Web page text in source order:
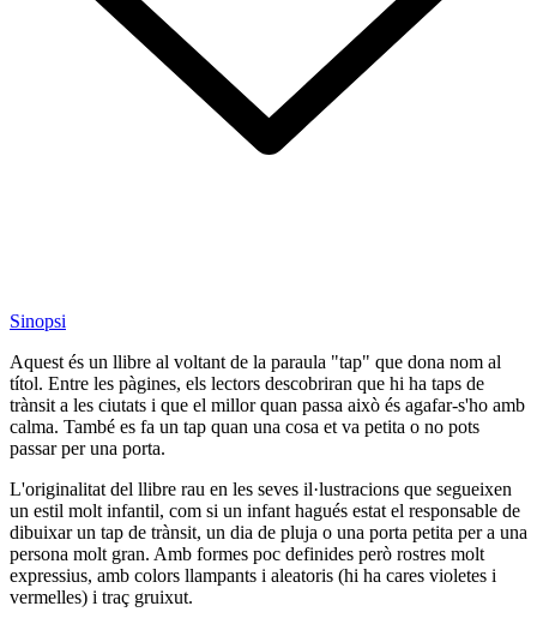
Sinopsi
Aquest és un llibre al voltant de la paraula "tap" que dona nom al
títol. Entre les pàgines, els lectors descobriran que hi ha taps de
trànsit a les ciutats i que el millor quan passa això és agafar-s'ho amb
calma. També es fa un tap quan una cosa et va petita o no pots
passar per una porta.
L'originalitat del llibre rau en les seves il·lustracions que segueixen
un estil molt infantil, com si un infant hagués estat el responsable de
dibuixar un tap de trànsit, un dia de pluja o una porta petita per a una
persona molt gran. Amb formes poc definides però rostres molt
expressius, amb colors llampants i aleatoris (hi ha cares violetes i
vermelles) i traç gruixut.